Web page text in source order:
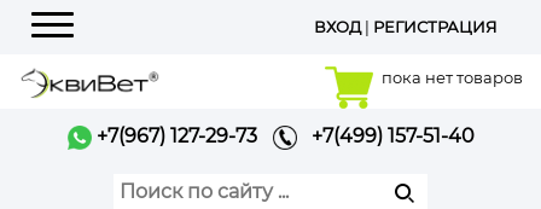
Меню
ВХОД| РЕГИСТРАЦИЯ
пока нет товаров
+7(967) 127-29-73 +7(499) 157-51-40